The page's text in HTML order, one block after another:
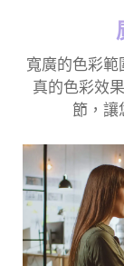
寬廣的色彩
真的色彩效
節，讓